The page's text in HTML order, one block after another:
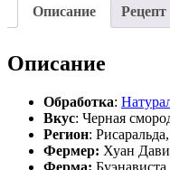
Описание Рецепт
Описание
Обработка:
Вкус: Черная
Регион:
Фермер: Хуан
Ферма: Буэнависта